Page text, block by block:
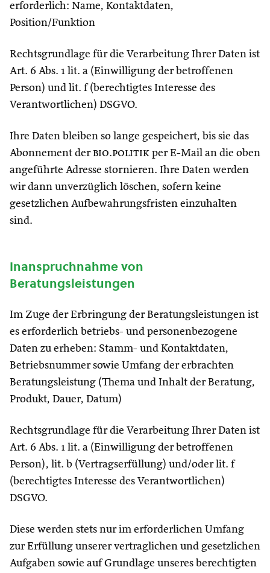
erforderlich: Name, Kontaktdaten,
Position/Funktion
Rechtsgrundlage für die Verarbeitung Ihrer Daten ist
Art. 6 Abs. 1 lit. a (Einwilligung der betroffenen
Person) und lit. f (berechtigtes Interesse des
Verantwortlichen) DSGVO.
Ihre Daten bleiben so lange gespeichert, bis sie das
Abonnement der bio.politik per E-Mail an die oben
angeführte Adresse stornieren. Ihre Daten werden
wir dann unverzüglich löschen, sofern keine
gesetzlichen Aufbewahrungsfristen einzuhalten
sind.
Inanspruchnahme von
Beratungsleistungen
Im Zuge der Erbringung der Beratungsleistungen ist
es erforderlich betriebs- und personenbezogene
Daten zu erheben: Stamm- und Kontaktdaten,
Betriebsnummer sowie Umfang der erbrachten
Beratungsleistung (Thema und Inhalt der Beratung,
Produkt, Dauer, Datum)
Rechtsgrundlage für die Verarbeitung Ihrer Daten ist
Art. 6 Abs. 1 lit. a (Einwilligung der betroffenen
Person), lit. b (Vertragserfüllung) und/oder lit. f
(berechtigtes Interesse des Verantwortlichen)
DSGVO.
Diese werden stets nur im erforderlichen Umfang
zur Erfüllung unserer vertraglichen und gesetzlichen
Aufgaben sowie auf Grundlage unseres berechtigten